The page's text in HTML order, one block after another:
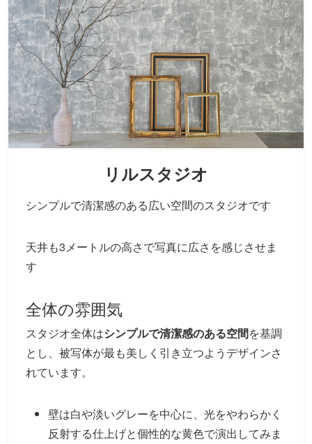
リルスタジオ
シンプルで清潔感のある広い空間のスタジオです
天井も3メートルの高さで写真に広さを感じさせま
す
全体の雰囲気
スタジオ全体はシンプルで清潔感のある空間を基調
とし、被写体が最も美しく引き立つようデザインさ
れています。
壁は白や淡いグレーを中心に、光をやわらかく
反射する仕上げと個性的な黄色で演出してみま